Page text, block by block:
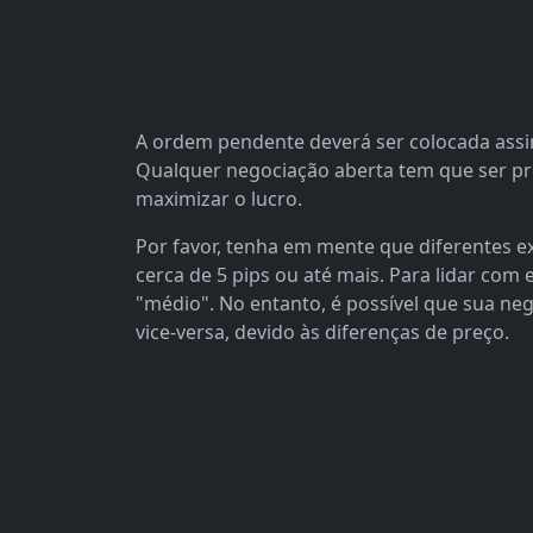
A ordem pendente deverá ser colocada
Qualquer negociação aberta tem que ser
maximizar o lucro.
Por favor, tenha em mente que diferentes
cerca de 5 pips ou até mais. Para lidar
"médio". No entanto, é possível que sua
vice-versa, devido às diferenças de preço.